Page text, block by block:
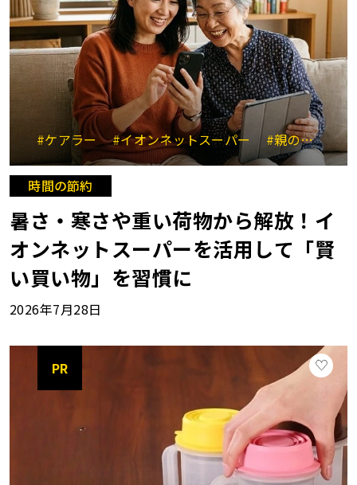
#ケアラー #イオンネットスーパー #親のサポート
時間の節約
暑さ・寒さや重い荷物から解放！イ
オンネットスーパーを活用して「賢
い買い物」を習慣に
2026年7月28日
PR